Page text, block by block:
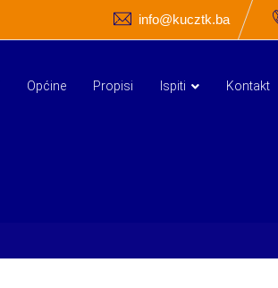
info@kucztk.ba
Općine Propisi Ispiti Kontakt